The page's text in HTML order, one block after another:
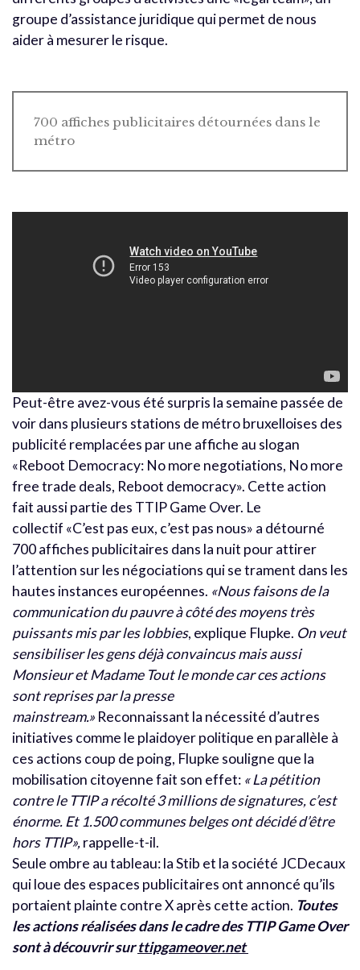
groupe d’assistance juridique qui permet de nous
aider à mesurer le risque.
700 affiches publicitaires détournées dans le
métro
Peut-être avez-vous été surpris la semaine passée de
voir dans plusieurs stations de métro bruxelloises des
publicité remplacées par une affiche au slogan
«Reboot Democracy: No more negotiations, No more
free trade deals, Reboot democracy». Cette action
fait aussi partie des TTIP Game Over. Le
collectif «C’est pas eux, c’est pas nous» a détourné
700 affiches publicitaires dans la nuit pour attirer
l’attention sur les négociations qui se trament dans les
hautes instances européennes. «Nous faisons de la
communication du pauvre à côté des moyens très
puissants mis par les lobbies, explique Flupke. On veut
sensibiliser les gens déjà convaincus mais aussi
Monsieur et Madame Tout le monde car ces actions
sont reprises par la presse
mainstream.» Reconnaissant la nécessité d’autres
initiatives comme le plaidoyer politique en parallèle à
ces actions coup de poing, Flupke souligne que la
mobilisation citoyenne fait son effet: « La pétition
contre le TTIP a récolté 3 millions de signatures, c’est
énorme. Et 1.500 communes belges ont décidé d’être
hors TTIP»,rappelle-t-il.
Seule ombre au tableau: la Stib et la société JCDecaux
qui loue des espaces publicitaires ont annoncé qu’ils
portaient plainte contre X après cette action. Toutes
les actions réalisées dans le cadre des TTIP Game Over
sont à découvrir surttipgameover.net